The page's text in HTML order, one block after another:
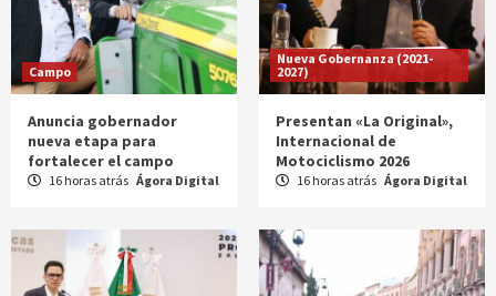
Campo
Anuncia gobernador
nueva etapa para
fortalecer el campo
16 horas atrás Ágora Digital
Nueva Gobernanza (2021-
2027)
Presentan «La Original»,
Internacional de
Motociclismo 2026
16 horas atrás Ágora Digital